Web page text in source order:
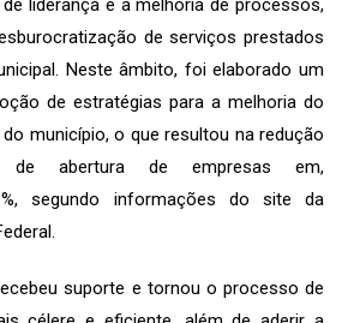
liderança e a melhoria de processos,
de serviços prestados
Neste âmbito, foi elaborado um
de estratégias para a melhoria do
município, o que resultou na redução
abertura de empresas em,
segundo informações do site da
suporte e tornou o processo de